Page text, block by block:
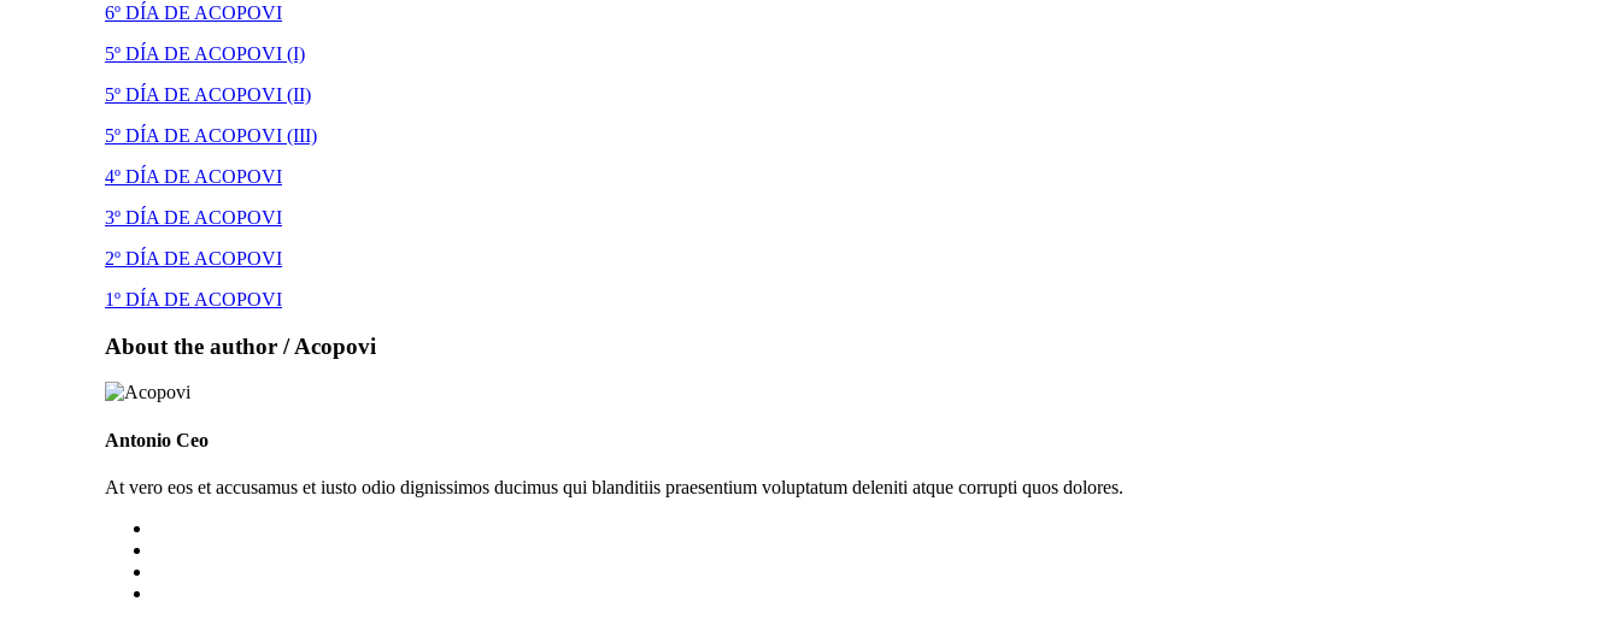
6º DÍA DE ACOPOVI
5º DÍA DE ACOPOVI (I)
5º DÍA DE ACOPOVI (II)
5º DÍA DE ACOPOVI (III)
4º DÍA DE ACOPOVI
3º DÍA DE ACOPOVI
2º DÍA DE ACOPOVI
1º DÍA DE ACOPOVI
About the author /Acopovi
Antonio Ceo
At vero eos et accusamus et iusto odio dignissimos ducimus qui blanditiis praesentium voluptatum deleniti atque corrupti quos dolores.